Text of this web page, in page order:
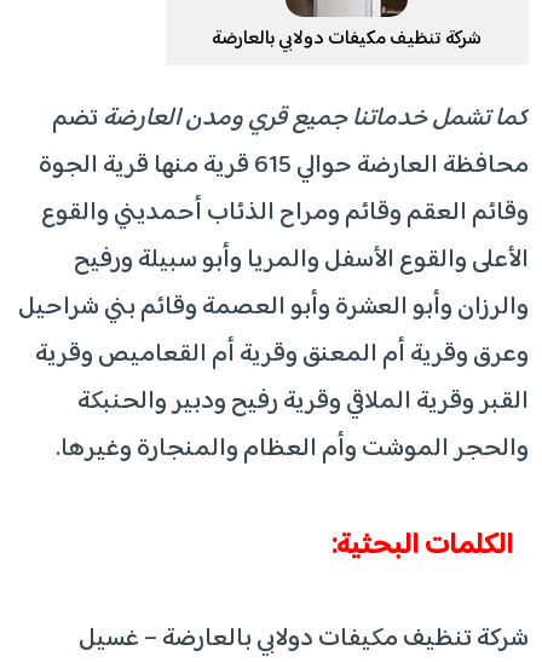
شركة تنظيف مكيفات دولابي بالعارضة
كما تشمل خدماتنا جميع قري ومدن العارضةتضم
محافظة العارضة حوالي 615 قرية منها قرية الجوة
وقائم العقم وقائم ومراح الذئاب أحمديني والقوع
الأعلى والقوع الأسفل والمريا وأبو سبيلة ورفيح
والرزان وأبو العشرة وأبو العصمة وقائم بني شراحيل
وعرق وقرية أم المعنق وقرية أم القعاميص وقرية
القبر وقرية الملاقي وقرية رفيح ودبير والحنبكة
والحجر الموشت وأم العظام والمنجارة وغيرها.
الكلمات البحثية:
شركة تنظيف مكيفات دولابي بالعارضة – غسيل